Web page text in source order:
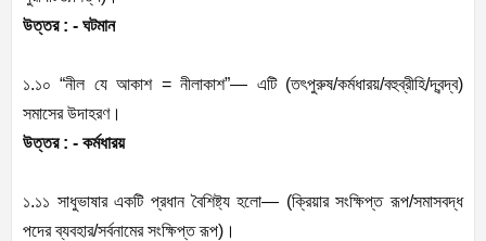
উত্তর : - ঘটমান
১.১০ “নীল যে আকাশ = নীলাকাশ”— এটি (তৎপুরুষ/কর্মধারয়/বহুব্রীহি/দ্বন্দ্ব)
সমাসের উদাহরণ।
উত্তর : - কর্মধারয়
১.১১ সাধুভাষার একটি প্রধান বৈশিষ্ট্য হলো— (ক্রিয়ার সংক্ষিপ্ত রূপ/সমাসবদ্ধ
পদের ব্যবহার/সর্বনামের সংক্ষিপ্ত রূপ)।